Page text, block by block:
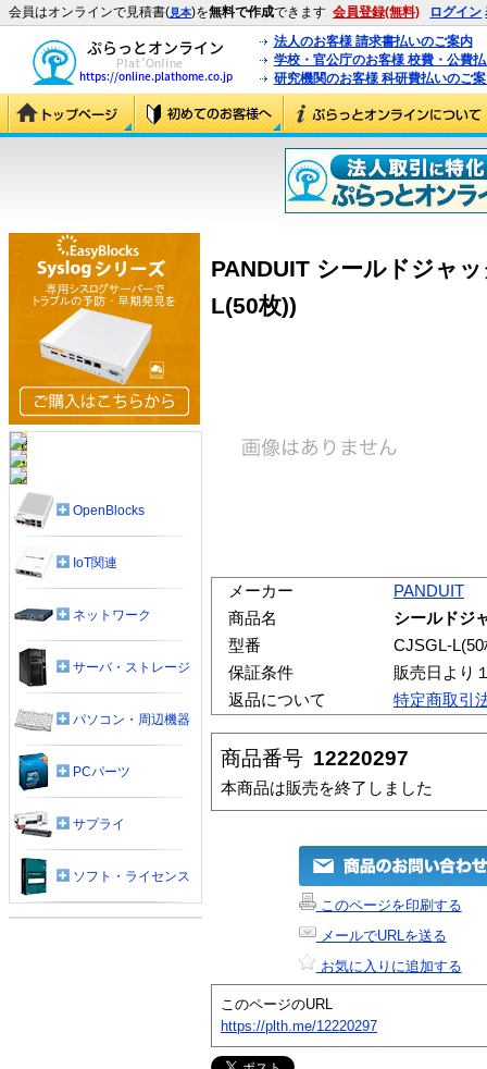
会員はオンラインで見積書(見本)を無料で作成できます 会員登録(無料) ログイン
法人のお客様 請求書払いのご案内
学校・官公庁のお客様 校費・公費
研究機関のお客様 科研費払いのご
PANDUIT シールドジャ
L(50枚))
メーカー
PANDUIT
商品名
シールドジ
型番
CJSGL-L(50
保証条件
販売日より
返品について
特定商取引
商品番号 12220297
本商品は販売を終了しました
このページを印刷する
メールでURLを送る
お気に入りに追加する
このページのURL
https://plth.me/12220297
OpenBlocks
IoT関連
ネットワーク
サーバ・ストレージ
パソコン・周辺機器
PCパーツ
サプライ
ソフト・ライセンス